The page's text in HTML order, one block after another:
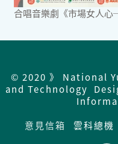
合唱音樂劇《市場女人心
© 2020 》 National
and Technology
意見信箱
雲科總機